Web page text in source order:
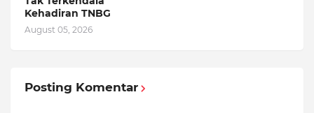
Kehadiran TNBG
August 05, 2026
Posting Komentar